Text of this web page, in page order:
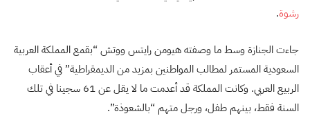
رشوة.
جاءت الجنازة وسط ما وصفته هيومن رايتس ووتش “بقمع المملكة العربية
السعودية المستمر لمطالب المواطنين بمزيد من الديمقراطية” في أعقاب
الربيع العربي. وكانت المملكة قد أعدمت ما لا يقل عن 61 سجينا في تلك
السنة فقط، بينهم طفل، ورجل متهم “بالشعوذة”.